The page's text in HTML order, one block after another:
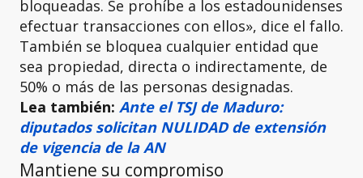
bloqueadas. Se prohíbe a los estadounidenses
efectuar transacciones con ellos», dice el fallo.
También se bloquea cualquier entidad que
sea propiedad, directa o indirectamente, de
50% o más de las personas designadas.
Lea también: Ante el TSJ de Maduro:
diputados solicitan NULIDAD de extensión
de vigencia de la AN
Mantiene su compromiso